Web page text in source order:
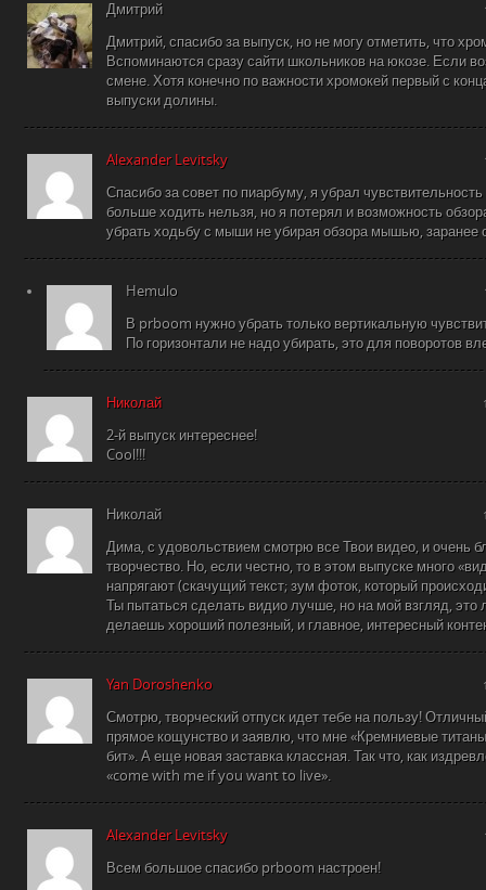
Дмитрий
Дмитрий, спасибо за выпуск, но не могу отметить, что
Вспоминаются сразу сайти школьников на юкозе. Если
смене. Хотя конечно по важности хромокей первый с
выпуски долины.
Alexander Levitsky
Спасибо за совет по пиарбуму, я убрал
больше ходить нельзя, но я потерял и возможность
убрать ходьбу с мыши не убирая обзора мышью, заранее
Hemulo
В prboom нужно убрать только вертикальную
По горизонтали не надо убирать, это для поворотов
Николай
2-й выпуск интереснее!
Cool!!!
Николай
Дима, с удовольствием смотрю все Твои видео, и очень
творчество. Но, если честно, то в этом выпуске много
напрягают (скачущий текст; зум фоток, который
Ты пытаться сделать видио лучше, но на мой взгляд, это
делаешь хороший полезный, и главное, интересный
Yan Doroshenko
Смотрю, творческий отпуск идет тебе на пользу!
прямое кощунство и заявлю, что мне «Кремниевые
бит». А еще новая заставка классная. Так что, как
«come with me if you want to live».
Alexander Levitsky
Всем большое спасибо prboom настроен!